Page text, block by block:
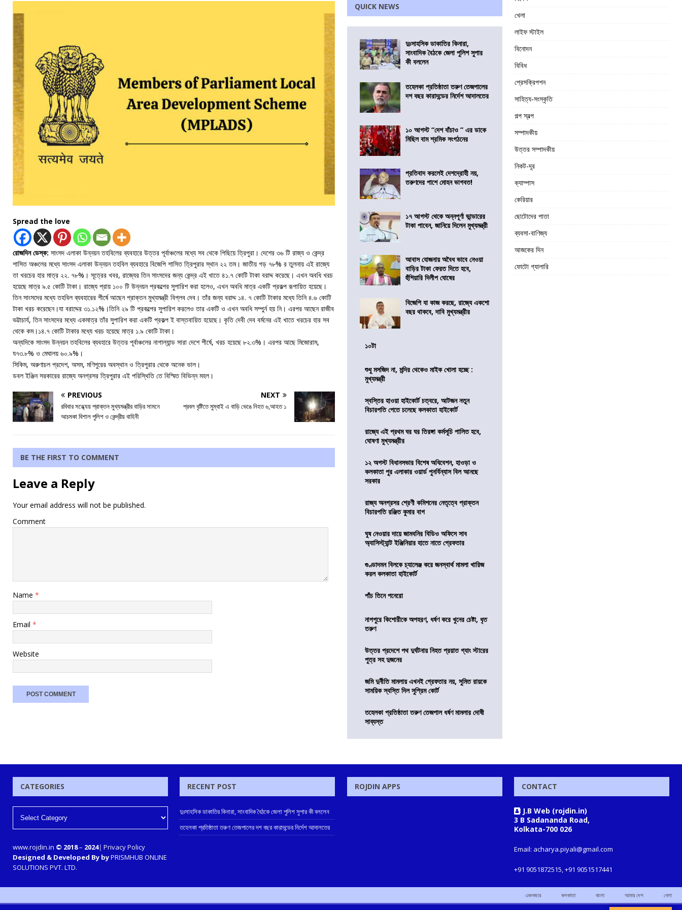
Spread the love
রোজদিন ডেস্ক: সাংসদ এলাকা উন্নয়ন তহবিলের ব্যবহারে উত্তর পূর্বাঞ্চলের মধ্যে সব থেকে পিছিয়ে ত্রিপুরা। দেশের ৩৬ টি রাজ্য ও কেন্দ্র
শাসিত অঞ্চলের মধ্যে সাংসদ এলাকা উন্নয়ন তহবিল ব্যবহারে বিজেপি শাসিত ত্রিপুরার স্থান ২২ তম। জাতীয় গড় ৭৮% র তুলনায় এই রাজ্যে
তা খরচের হার মাত্র ২২. ৭৮%। সূত্রের খবর, রাজ্যের তিন সাংসদের জন্য কেন্দ্র এই খাতে ৪১.৭ কোটি টাকা বরাদ্দ করেছে। এখন অবধি খরচ
হয়েছে মাত্র ৯.৫ কোটি টাকা। রাজ্যে প্রায় ১০০ টি উন্নয়ন প্রকল্পের সুপারিশ করা হলেও, এখন অবধি মাত্র একটি প্রকল্প রূপায়িত হয়েছে।
তিন সাংসদের মধ্যে তহবিল ব্যবহারের শীর্ষে আছেন প্রাক্তন মুখ্যমন্ত্রী বিপ্লব দেব। তাঁর জন্য বরাদ্দ ১৪. ৭ কোটি টাকার মধ্যে তিনি ৪.৬ কোটি
টাকা খরচ করেছেন।যা বরাদ্দের ৩১.১২%।তিনি ২৯ টি প্রকল্পের সুপারিশ করলেও তার একটি ও এখন অবধি সম্পুর্ন হয় নি। এরপর আছেন রাজীব
ভট্টাচার্য, তিন সাংসদের মধ্যে একমাত্র তাঁর সুপারিশ করা একটি প্রকল্প ই বাস্তবায়িত হয়েছে। কৃতি দেবী দেব বর্মনের এই খাতে খরচের হার সব
থেকে কম।১৪.৭ কোটি টাকার মধ্যে খরচ হয়েছে মাত্র ১.৯ কোটি টাকা।
অন্যদিকে সাংসদ উন্নয়ন তহবিলের ব্যবহারে উত্তর পূর্বাঞ্চলের নাগাল্যান্ড সারা দেশে শীর্ষে, খরচ হয়েছে ৮২.৩%। এরপর আছে মিজোরাম,
য৭৩.৮% ও মেঘালয় ৬০.৯%।
সিকিম, অরুণাচল প্রদেশ, অসম, মণিপুরের অবস্থান ও ত্রিপুরার থেকে অনেক ভাল।
ডবল ইঞ্জিন সরকারের রাজ্যে অনগ্রসর ত্রিপুরার এই পরিস্থিতি তে বিস্মিত বিভিন্ন মহল।
PREVIOUS
রবিবার সন্ধ্যেয় প্রাক্তন মুখ্যমন্ত্রীর বাড়ির সামনে
আচমকা বিশাল পুলিশ ও কেন্দ্রীয় বাহিনী
NEXT
প্রবল বৃষ্টিতে মুম্বাই এ বাড়ি ভেঙে নিহত ৬,আহত ১
BE THE FIRST TO COMMENT
Leave a Reply
Your email address will not be published.
Comment
Name *
Email *
Website
QUICK NEWS
দুঃসাহসিক ডাকাতির কিনারা,
সাংবাদিক বৈঠকে জেলা পুলিশ সুপার
কী বললেন
তহেলকা প্রতিষ্ঠাতা তরুণ তেজপালের
দশ বছর কারাদন্ডের নির্দেশ আদালতের
১০ আগস্ট “দেশ বাঁচাও ” এর ডাকে
মিছিল বাম শ্রমিক সংগঠনের
প্রতিবাদ করলেই দেশদ্রোহী নয়,
তরুণদের পাশে মোহন ভাগবত!
১৭ আগস্ট থেকে অন্নপূর্ণা ভান্ডারের
টাকা পাবেন, জানিয়ে দিলেন মুখ্যমন্ত্রী
আবাস যোজনায় অবৈধ ভাবে নেওয়া
বাড়ির টাকা ফেরত দিতে হবে,
হুঁশিয়ারি দিলীপ ঘোষের
বিজেপি যা কাজ করছে, রাজ্যে একশো
বছর থাকবে, দাবি মুখ্যমন্ত্রীর
১০টা
শুধু মসজিদ না, মন্দির থেকেও মাইক খোলা হচ্ছে :
মুখ্যমন্ত্রী
স্বস্তির হাওয়া হাইকোর্ট চত্বরে, আটজন নতুন
বিচারপতি পেতে চলেছে কলকাতা হাইকোর্ট
রাজ্যে এই প্রথম ঘর ঘর তিরঙ্গা কর্মসূচি পালিত হবে,
ঘোষণা মুখ্যমন্ত্রীর
১২ অগস্ট বিধানসভার বিশেষ অধিবেশন, হাওড়া ও
কলকাতা পুর এলাকার ওয়ার্ড পুনর্বিন্যাস বিল আনছে
সরকার
রাজ্য অনগ্রসর শ্রেণী কমিশনের নেতৃত্বে প্রাক্তন
বিচারপতি রঞ্জিত কুমার বাগ
ঘুষ নেওয়ার দায়ে জামবনির বিডিও অফিসে সাব
অ্যাসিস্ট্যান্ট ইঞ্জিনিয়ার হাতে নাতে গ্রেফতার
গুণ্ডাদমন বিলকে চ্যালেঞ্জ করে জনস্বার্থ মামলা খারিজ
করল কলকাতা হাইকোর্ট
পাঁচ তিনে পনেরো
নাগপুরে কিশোরীকে অপহরণ, ধর্ষণ করে খুনের চেষ্টা, ধৃত
তরুণ
উত্তর প্রদেশে পথ দুর্ঘটনায় নিহত প্রয়াত গ্যাং স্টারের
পুত্র সহ দুজনের
জমি দুর্নীতি মামলায় এখনই গ্রেফতার নয়, সুমিত রায়কে
সাময়িক স্বস্তি দিল সুপ্রিম কোর্ট
তহেলকা প্রতিষ্ঠাতা তরুণ তেজপাল ধর্ষণ মামলার দোষী
সাব্যস্ত
খেলা
লাইফ স্টাইল
বিনোদন
বিবিধ
প্রেসক্রিপশন
সাহিত্য-সংস্কৃতি
গল্প স্বল্প
সম্পাদকীয়
উত্তর সম্পাদকীয়
নিকট-দূর
ক্যাম্পাস
কেরিয়ার
ছোটোদের পাতা
ব্যবসা-বাণিজ্য
আজকের দিন
ফোটো গ্যালারি
CATEGORIES
www.rojdin.in © 2018– 2024| Privacy Policy
Designed & Developed By byPRISMHUB ONLINE
SOLUTIONS PVT. LTD.
RECENT POST
দুঃসাহসিক ডাকাতির কিনারা, সাংবাদিক বৈঠকে জেলা পুলিশ সুপার কী বললেন
তহেলকা প্রতিষ্ঠাতা তরুণ তেজপালের দশ বছর কারাদন্ডের নির্দেশ আদালতের
ROJDIN APPS CONTACT
J.B Web (rojdin.in)
3 B Sadananda Road,
Kolkata-700 026
Email: acharya.piyali@gmail.com
+91 9051872515, +91 9051517441
একনজরে কলকাতা বাংলা আমার দেশ খেলা